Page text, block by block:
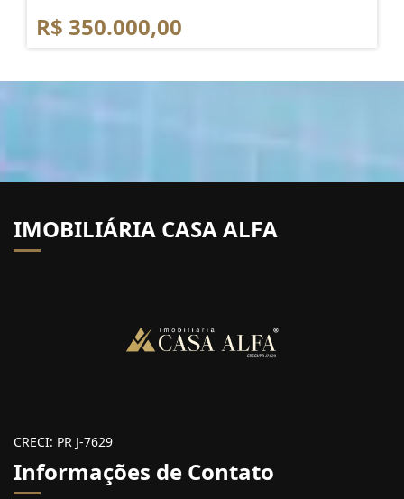
R$ 350.000,00
IMOBILIÁRIA CASA ALFA
CRECI: PR J-7629
Informações de Contato